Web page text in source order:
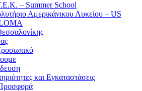
– Summer School
Αμερικάνικου Λυκείου – US
και Εγκαταστάσεις